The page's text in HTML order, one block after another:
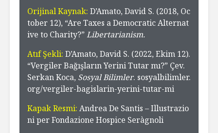
Orijinal Kaynak: D’Amato, David S. (2018, Oc
tober 12), “Are Taxes a Democratic Alternat
ive to Charity?” Libertarianism.
Atıf Şekli: D’Amato, David S. (2022, Ekim 12).
“Vergiler Bağışların Yerini Tutar mı?” Çev.
Serkan Koca, Sosyal Bilimler. sosyalbilimler.
org/vergiler-bagislarin-yerini-tutar-mi
Kapak Resmi: Andrea De Santis – Illustrazio
ni per Fondazione Hospice Seràgnoli